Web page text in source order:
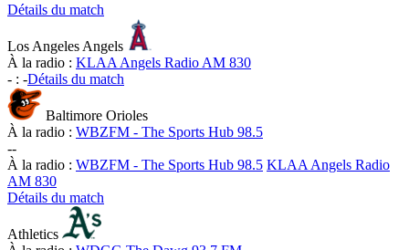
Détails du match
Los Angeles Angels
À la radio : KLAA Angels Radio AM 830
- : -Détails du match
Baltimore Orioles
À la radio : WBZFM - The Sports Hub 98.5
--
À la radio : WBZFM - The Sports Hub 98.5 KLAA Angels Radio
AM 830
Détails du match
Athletics